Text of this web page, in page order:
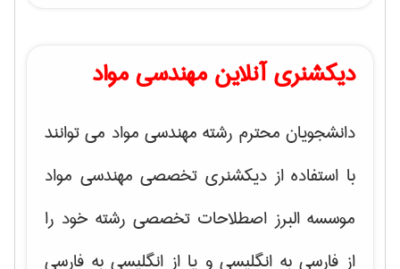
دیکشنری آنلاین مهندسی مواد
دانشجویان محترم رشته مهندسی مواد می توانند
با استفاده از دیکشنری تخصصی مهندسی مواد
موسسه البرز اصطلاحات تخصصی رشته خود را
از فارسی به انگلیسی و یا از انگلیسی به فارسی